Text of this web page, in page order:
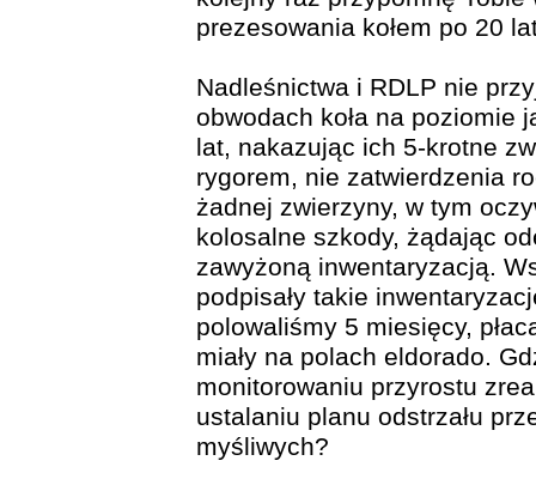
prezesowania kołem po 20
Nadleśnictwa i RDLP nie
obwodach koła na poziomie
lat, nakazując ich 5-krotne
rygorem, nie zatwierdzenia
żadnej zwierzyny, w tym
kolosalne szkody, żądając
zawyżoną inwentaryzacją.
podpisały takie
polowaliśmy 5 miesięcy,
miały na polach eldorado.
monitorowaniu przyrostu
ustalaniu planu odstrzału
myśliwych?